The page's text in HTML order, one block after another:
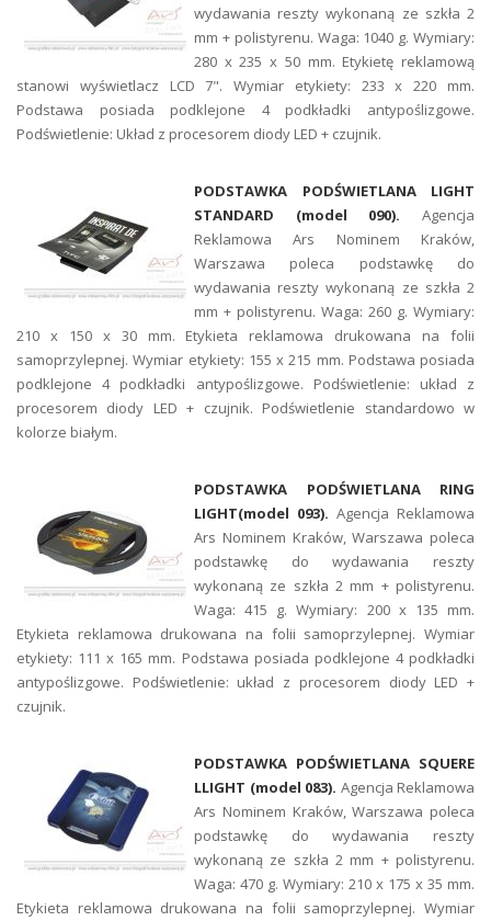
wydawania reszty wykonaną ze szkła 2
mm + polistyrenu. Waga: 1040 g. Wymiary:
280 x 235 x 50 mm. Etykietę reklamową
stanowi wyświetlacz LCD 7". Wymiar etykiety: 233 x 220 mm.
Podstawa posiada podklejone 4 podkładki antypoślizgowe.
Podświetlenie: Układ z procesorem diody LED + czujnik.
PODSTAWKA PODŚWIETLANA LIGHT
STANDARD (model 090). Agencja
Reklamowa Ars Nominem Kraków,
Warszawa poleca podstawkę do
wydawania reszty wykonaną ze szkła 2
mm + polistyrenu. Waga: 260 g. Wymiary:
210 x 150 x 30 mm. Etykieta reklamowa drukowana na folii
samoprzylepnej. Wymiar etykiety: 155 x 215 mm. Podstawa posiada
podklejone 4 podkładki antypoślizgowe. Podświetlenie: układ z
procesorem diody LED + czujnik. Podświetlenie standardowo w
kolorze białym.
PODSTAWKA PODŚWIETLANA RING
LIGHT(model 093). Agencja Reklamowa
Ars Nominem Kraków, Warszawa poleca
podstawkę do wydawania reszty
wykonaną ze szkła 2 mm + polistyrenu.
Waga: 415 g. Wymiary: 200 x 135 mm.
Etykieta reklamowa drukowana na folii samoprzylepnej. Wymiar
etykiety: 111 x 165 mm. Podstawa posiada podklejone 4 podkładki
antypoślizgowe. Podświetlenie: układ z procesorem diody LED +
czujnik.
PODSTAWKA PODŚWIETLANA SQUERE
LLIGHT (model 083). Agencja Reklamowa
Ars Nominem Kraków, Warszawa poleca
podstawkę do wydawania reszty
wykonaną ze szkła 2 mm + polistyrenu.
Waga: 470 g. Wymiary: 210 x 175 x 35 mm.
Etykieta reklamowa drukowana na folii samoprzylepnej. Wymiar